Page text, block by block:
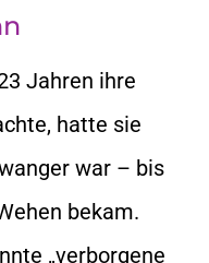
Jahren ihre
hatte sie
war – bis
bekam.
„verborgene